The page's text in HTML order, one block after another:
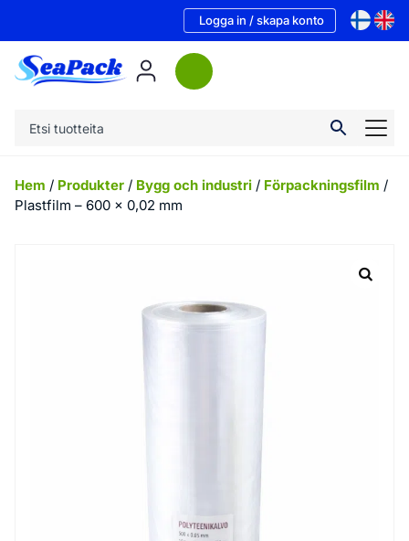
Logga in / skapa konto
Hem / Produkter / Bygg och industri / Förpackningsfilm /
Plastfilm – 600 x 0,02 mm